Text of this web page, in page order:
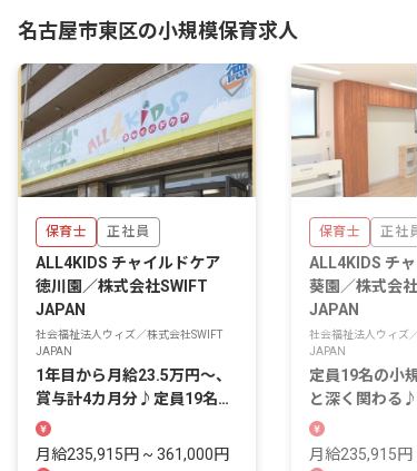
名古屋市東区の小規模保育求人
保育士 正社員
ALL4KIDS チャイルドケア
徳川園／株式会社SWIFT
JAPAN
社会福祉法人ウィズ／株式会社SWIFT
JAPAN
1年目から月給23.5万円～、
賞与計4カ月分♪定員19名の
小規模園
月給235,915円 ~ 361,000円
保育士 正社員
ALL4KIDS チャ
葵園／株式会社
JAPAN
社会福祉法人ウィズ
JAPAN
定員19名の小
と深く関わる
～、賞与計4カ
月給235,915